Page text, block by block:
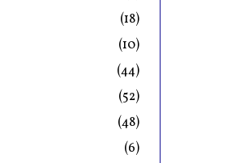
(18)
(10)
(44)
(52)
(48)
(6)